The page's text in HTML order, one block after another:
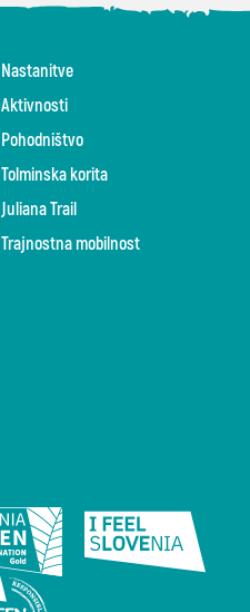
Nastanitve
Aktivnosti
Pohodništvo
Tolminska korita
Juliana Trail
Trajnostna mobilnost